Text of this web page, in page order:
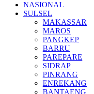
NASIONAL
SULSEL
MAKASSAR
MAROS
PANGKEP
BARRU
PAREPARE
SIDRAP
PINRANG
ENREKANG
BANTAENG